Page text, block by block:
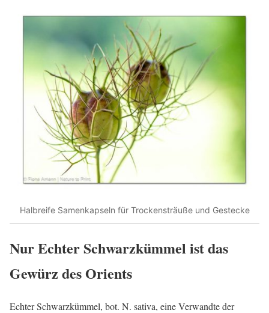
Halbreife Samenkapseln für Trockensträuße und Gestecke
Nur Echter Schwarzkümmel ist das
Gewürz des Orients
Echter Schwarzkümmel, bot. N. sativa, eine Verwandte der